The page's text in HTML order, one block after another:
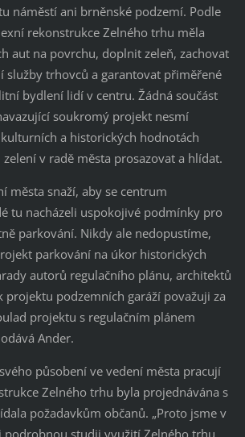
náměstí ani brněnské podzemí. Podle
rekonstrukce Zelného trhu měla
aut na povrchu, doplnit zeleň, zachovat
služby trhovců a garantovat přiměřené
bydlení lidí v centru. Žádná součást
soukromý projekt nesmí
a historických hodnotách
v radě města prosazovat a hlídat.
města snaží, aby se centrum
tu nacházeli uspokojivé podmínky pro
parkování. Nikdy ale nedopustíme,
parkování na úkor historických
autorů regulačního plánu, architektů
projektu podzemních garáží považuji za
projektu s regulačním plánem
Ander.
působení ve vedení města pracují
Zelného trhu byla projednávána s
požadavkům občanů. „Proto jsme v